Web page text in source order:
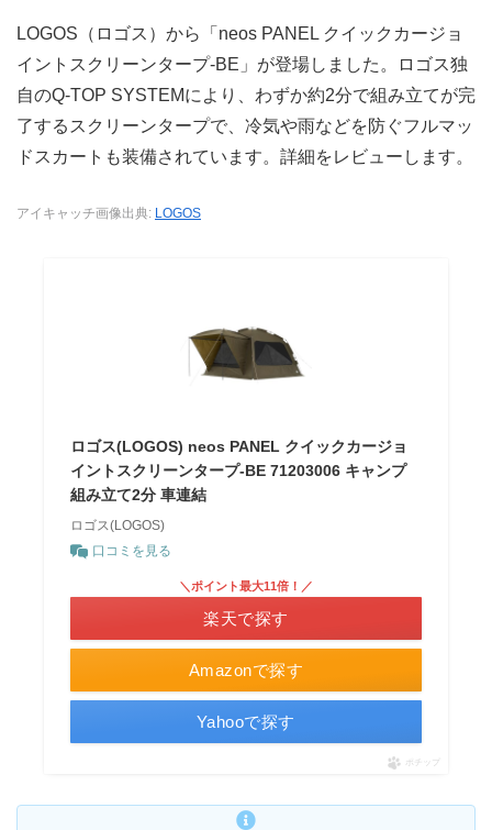
LOGOS（ロゴス）から「neos PANEL クイックカージョ
イントスクリーンタープ-BE」が登場しました。ロゴス独
自のQ-TOP SYSTEMにより、わずか約2分で組み立てが完
了するスクリーンタープで、冷気や雨などを防ぐフルマッ
ドスカートも装備されています。詳細をレビューします。
アイキャッチ画像出典: LOGOS
ロゴス(LOGOS) neos PANEL クイックカージョ
イントスクリーンタープ-BE 71203006 キャンプ
組み立て2分 車連結
ロゴス(LOGOS)
口コミを見る
Amazonで探す
＼ポイント最大11倍！／
楽天で探す
Yahooで探す
ポチップ